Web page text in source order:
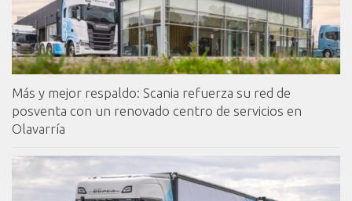
Más y mejor respaldo: Scania refuerza su red de
posventa con un renovado centro de servicios en
Olavarría